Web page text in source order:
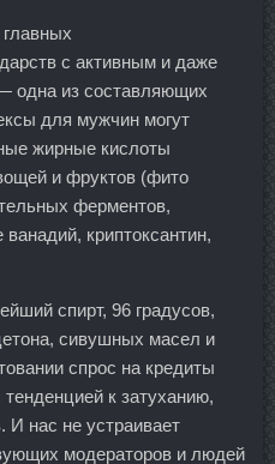
с активным и даже
одна из составляющих
для мужчин могут
жирные кислоты
и фруктов (фито
ферментов,
криптоксантин,
спирт, 96 градусов,
сивушных масел и
спрос на кредиты
к затуханию,
И нас не устраивает
модераторов и людей